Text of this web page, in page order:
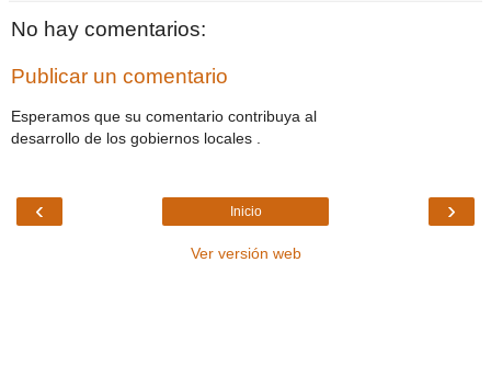
No hay comentarios:
Publicar un comentario
Esperamos que su comentario contribuya al
desarrollo de los gobiernos locales .
‹ ›
Inicio
Ver versión web